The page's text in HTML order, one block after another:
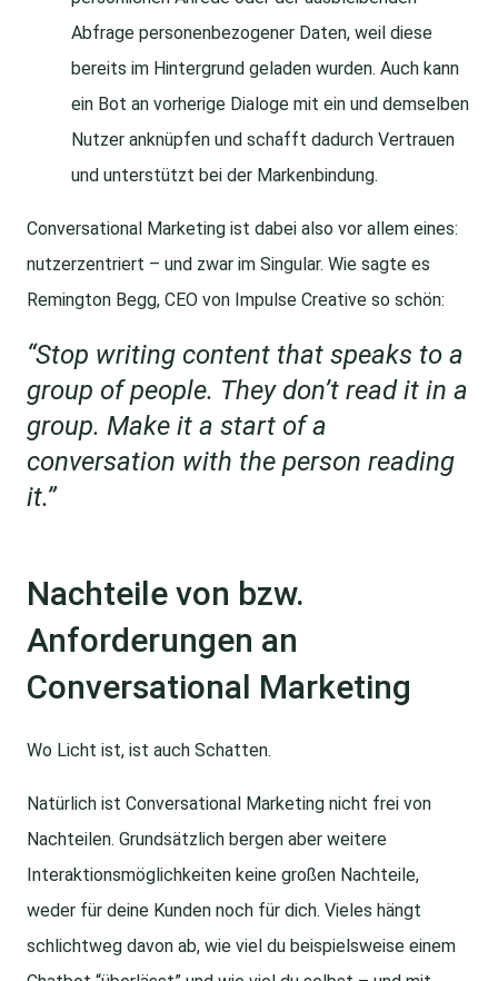
Abfrage personenbezogener Daten, weil diese
bereits im Hintergrund geladen wurden. Auch kann
ein Bot an vorherige Dialoge mit ein und demselben
Nutzer anknüpfen und schafft dadurch Vertrauen
und unterstützt bei der Markenbindung.
Conversational Marketing ist dabei also vor allem eines:
nutzerzentriert – und zwar im Singular. Wie sagte es
Remington Begg, CEO von Impulse Creative so schön:
“Stop writing content that speaks to a
group of people. They don’t read it in a
group. Make it a start of a
conversation with the person reading
it.”
Nachteile von bzw.
Anforderungen an
Conversational Marketing
Wo Licht ist, ist auch Schatten.
Natürlich ist Conversational Marketing nicht frei von
Nachteilen. Grundsätzlich bergen aber weitere
Interaktionsmöglichkeiten keine großen Nachteile,
weder für deine Kunden noch für dich. Vieles hängt
schlichtweg davon ab, wie viel du beispielsweise einem